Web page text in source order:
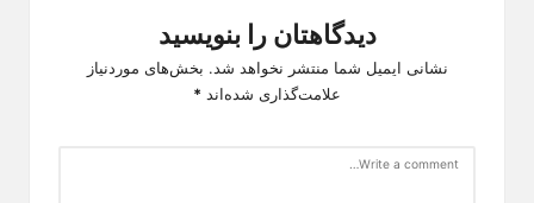
دیدگاهتان را بنویسید
نشانی ایمیل شما منتشر نخواهد شد. بخش‌های موردنیاز
علامت‌گذاری شده‌اند *